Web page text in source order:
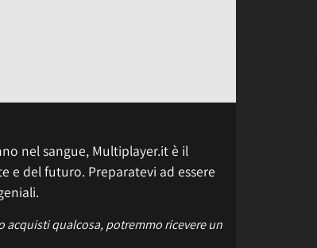
nel sangue, Multiplayer.it è il
del futuro. Preparatevi ad essere
acquisti qualcosa, potremmo ricevere un